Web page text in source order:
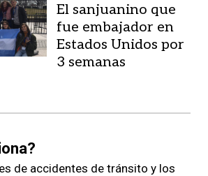
El sanjuanino que
fue embajador en
Estados Unidos por
3 semanas
de accidentes de tránsito y los